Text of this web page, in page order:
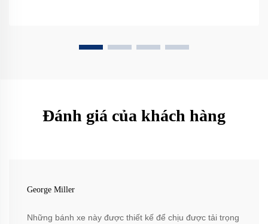
Đánh giá của khách hàng
George Miller
Những bánh xe này được thiết kế để chịu được tải trọng